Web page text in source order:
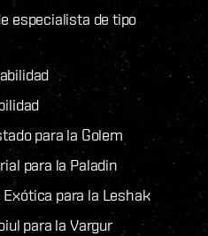
especialista de tipo
para la Golem
para la Paladin
para la Leshak
para la Vargur